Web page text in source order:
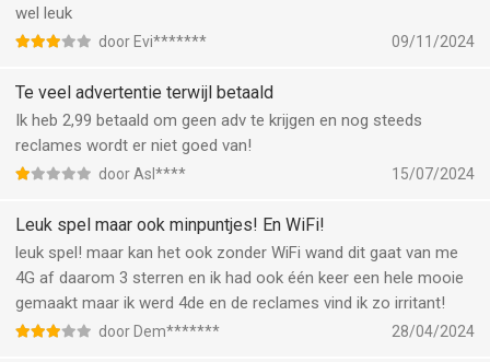
wel leuk
door Evi******* 09/11/2024
Te veel advertentie terwijl betaald
Ik heb 2,99 betaald om geen adv te krijgen en nog steeds
reclames wordt er niet goed van!
door Asl**** 15/07/2024
Leuk spel maar ook minpuntjes! En WiFi!
leuk spel! maar kan het ook zonder WiFi wand dit gaat van me
4G af daarom 3 sterren en ik had ook één keer een hele mooie
gemaakt maar ik werd 4de en de reclames vind ik zo irritant!
door Dem******* 28/04/2024